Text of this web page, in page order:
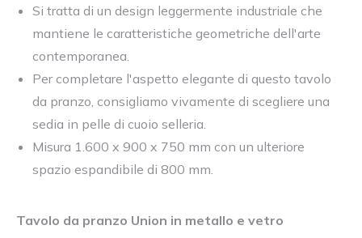
Si tratta di un design leggermente industriale che
mantiene le caratteristiche geometriche dell'arte
contemporanea.
Per completare l'aspetto elegante di questo tavolo
da pranzo, consigliamo vivamente di scegliere una
sedia in pelle di cuoio selleria.
Misura 1.600 x 900 x 750 mm con un ulteriore
spazio espandibile di 800 mm.
Tavolo da pranzo Union in metallo e vetro